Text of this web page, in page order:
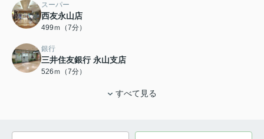
スーパー
西友永山店
499ｍ（7分）
銀行
三井住友銀行 永山支店
526ｍ（7分）
すべて見る